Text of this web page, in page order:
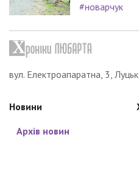
#новарчук
вул. Електроапаратна, 3,
Новини
Архів новин